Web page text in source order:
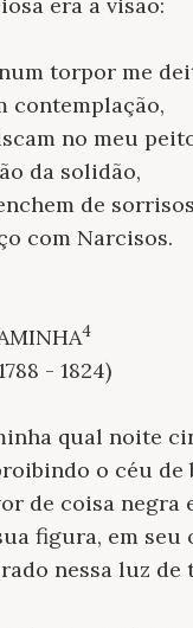
torpor me
contemplação,
no meu
da solidão,
de
com Narcisos.
4
- 1824)
qual noite
o céu de
de coisa negra
figura, em seu
nessa luz de